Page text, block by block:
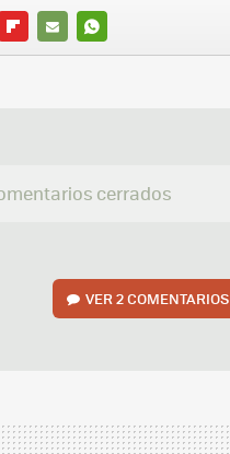
E-
WHATSAPP
cerrados
VER2 COMENTARIOS